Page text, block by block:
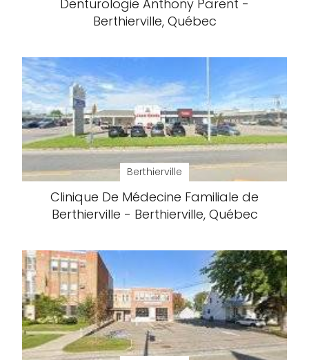
Denturologie Anthony Parent -
Berthierville, Québec
Berthierville
Clinique De Médecine Familiale de
Berthierville - Berthierville, Québec